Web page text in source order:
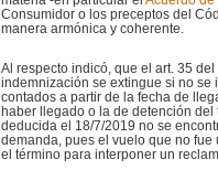
Consumidor o los preceptos del
manera armónica y coherente.
Al respecto indicó, que el art. 35 del
indemnización se extingue si no
contados a partir de la fecha de
haber llegado o la de detención
deducida el 18/7/2019 no se
demanda, pues el vuelo que no
el término para interponer un